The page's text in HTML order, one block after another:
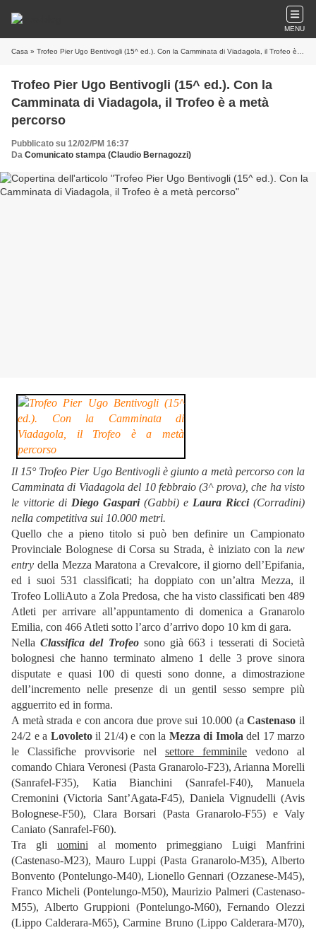
MENU
Casa » Trofeo Pier Ugo Bentivogli (15^ ed.). Con la Camminata di Viadagola, il Trofeo è a metà percorso
Trofeo Pier Ugo Bentivogli (15^ ed.). Con la
Camminata di Viadagola, il Trofeo è a metà
percorso
Pubblicato su 12/02/PM 16:37
Da Comunicato stampa (Claudio Bernagozzi)
Il 15° Trofeo Pier Ugo Bentivogli è giunto a metà percorso con la
Camminata di Viadagola del 10 febbraio (3^ prova), che ha visto
le vittorie di Diego Gaspari(Gabbi) e Laura Ricci(Corradini)
nella competitiva sui 10.000 metri.
Quello che a pieno titolo si può ben definire un Campionato
Provinciale Bolognese di Corsa su Strada, è iniziato con la new
entry della Mezza Maratona a Crevalcore, il giorno dell’Epifania,
ed i suoi 531 classificati; ha doppiato con un’altra Mezza, il
Trofeo LolliAuto a Zola Predosa, che ha visto classificati ben 489
Atleti per arrivare all’appuntamento di domenica a Granarolo
Emilia, con 466 Atleti sotto l’arco d’arrivo dopo 10 km di gara.
NellaClassifica del Trofeosono già 663 i tesserati di Società
bolognesi che hanno terminato almeno 1 delle 3 prove sinora
disputate e quasi 100 di questi sono donne, a dimostrazione
dell’incremento nelle presenze di un gentil sesso sempre più
agguerrito ed in forma.
A metà strada e con ancora due prove sui 10.000 (aCastenaso il
24/2 e a Lovoletoil 21/4) e con la Mezza di Imola del 17 marzo
le Classifiche provvisorie nel settore femminile vedono al
comando Chiara Veronesi (Pasta Granarolo-F23), Arianna Morelli
(Sanrafel-F35), Katia Bianchini (Sanrafel-F40), Manuela
Cremonini (Victoria Sant’Agata-F45), Daniela Vignudelli (Avis
Bolognese-F50), Clara Borsari (Pasta Granarolo-F55) e Valy
Caniato (Sanrafel-F60).
Tra gli uomini al momento primeggiano Luigi Manfrini
(Castenaso-M23), Mauro Luppi (Pasta Granarolo-M35), Alberto
Bonvento (Pontelungo-M40), Lionello Gennari (Ozzanese-M45),
Franco Micheli (Pontelungo-M50), Maurizio Palmeri (Castenaso-
M55), Alberto Gruppioni (Pontelungo-M60), Fernando Olezzi
(Lippo Calderara-M65), Carmine Bruno (Lippo Calderara-M70),